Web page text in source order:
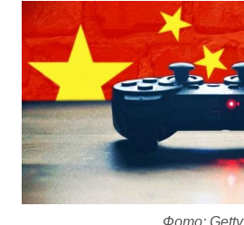
Фото: Getty